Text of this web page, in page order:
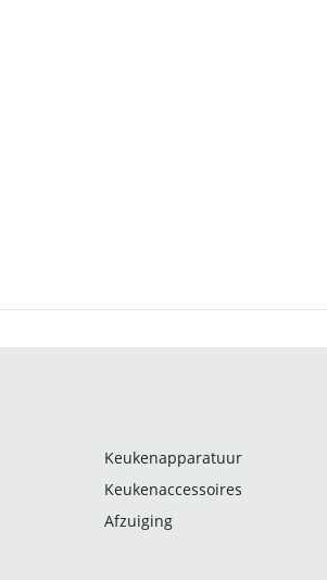
Keukenapparatuur
Keukenaccessoires
Afzuiging